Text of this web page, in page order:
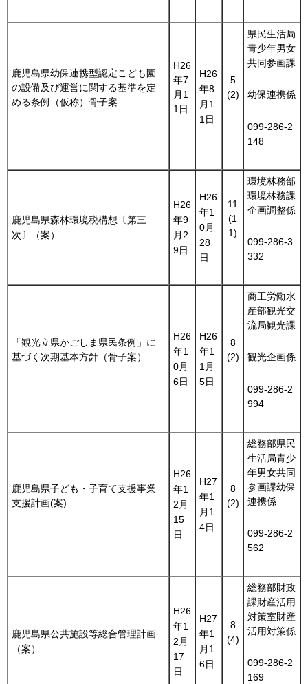
鹿児島県幼保連携型認定こども園
の設備及び運営に関する基準を定
める条例（仮称）骨子案
H26
年7
月1
1日
H26
年8
月1
1日
5
(2)
県民生活局
青少年男女
共同参画課
幼保連携係
099-286-2
148
鹿児島県森林環境税構想〔第三
次〕（案）
H26
年9
月2
9日
H26
年1
0月
28
日
11
(1
1)
環境林務部
環境林務課
企画調整係
099-286-3
332
「観光立県かごしま県民条例」に
基づく次期基本方針（骨子案）
H26
年1
0月
6日
H26
年1
1月
5日
8
(2)
商工労働水
産部観光交
流局観光課
観光企画係
099-286-2
994
鹿児島県子ども・子育て支援事業
支援計画(案)
H26
年1
2月
15
日
H27
年1
月1
4日
8
(2)
総務部県民
生活局青少
年男女共同
参画課幼保
連携係
099-286-2
562
鹿児島県公共施設等総合管理計画
（案）
H26
年1
2月
17
日
H27
年1
月1
6日
8
(4)
総務部財政
課財産活用
対策室財産
活用対策係
099-286-2
169